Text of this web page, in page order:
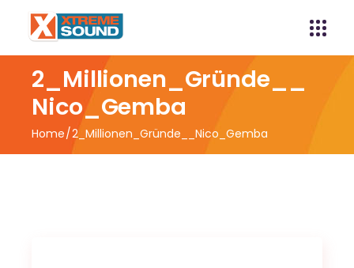
2_Millionen_Gründe__
Nico_Gemba
Home 2_Millionen_Gründe__Nico_Gemba